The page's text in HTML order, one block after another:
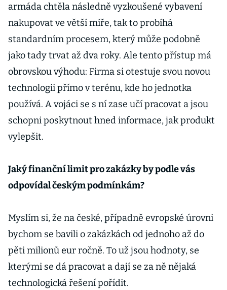
armáda chtěla následně vyzkoušené vybavení
nakupovat ve větší míře, tak to probíhá
standardním procesem, který může podobně
jako tady trvat až dva roky. Ale tento přístup má
obrovskou výhodu: Firma si otestuje svou novou
technologii přímo v terénu, kde ho jednotka
používá. A vojáci se s ní zase učí pracovat a jsou
schopni poskytnout hned informace, jak produkt
vylepšit.
Jaký finanční limit pro zakázky by podle vás
odpovídal českým podmínkám?
Myslím si, že na české, případně evropské úrovni
bychom se bavili o zakázkách od jednoho až do
pěti milionů eur ročně. To už jsou hodnoty, se
kterými se dá pracovat a dají se za ně nějaká
technologická řešení pořídit.